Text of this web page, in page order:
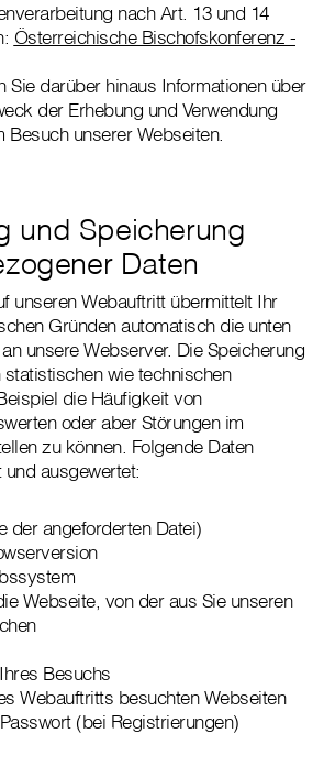
nach Art. 13 und 14
Österreichische Bischofskonferenz -
Sie darüber hinaus Informationen über
der Erhebung und Verwendung
Besuch unserer Webseiten.
und Speicherung
Daten
unseren Webauftritt übermittelt Ihr
Gründen automatisch die unten
unsere Webserver. Die Speicherung
wie technischen
die Häufigkeit von
oder aber Störungen im
zu können. Folgende Daten
ausgewertet:
der angeforderten Datei)
Webseite, von der aus Sie unseren
Besuchs
Webauftritts besuchten Webseiten
(bei Registrierungen)